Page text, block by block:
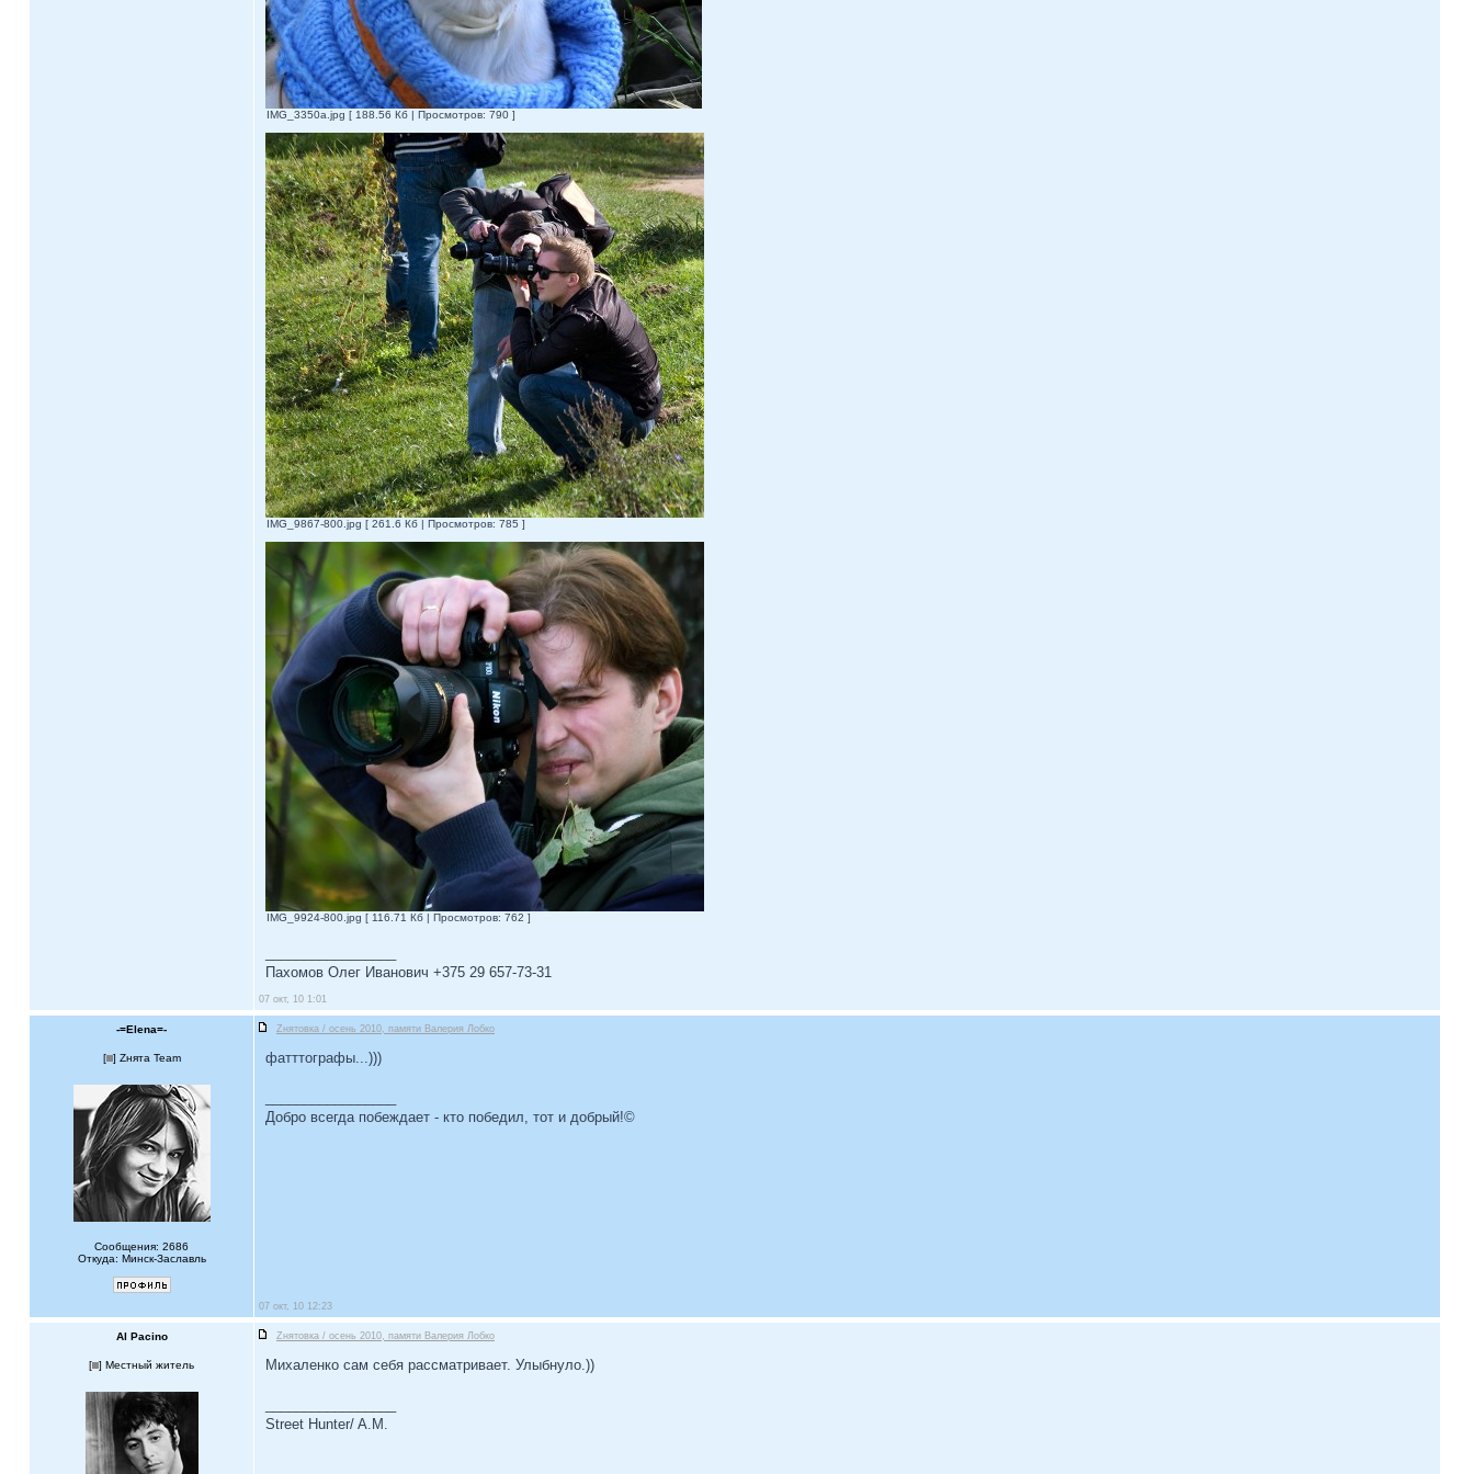
IMG_3350a.jpg [ 188.56 Кб | Просмотров: 790 ]
IMG_9867-800.jpg [ 261.6 Кб | Просмотров: 785 ]
IMG_9924-800.jpg [ 116.71 Кб | Просмотров: 762 ]
Пахомов Олег Иванович +375 29 657-73-31
07 окт, 10 1:01
-=Elena=- Zнятовка / осень 2010, памяти Валерия Лобко
[ ] Zнята Team
Сообщения: 2686
Откуда: Минск-Заславль
фатттографы...)))
Добро всегда побеждает - кто победил, тот и добрый!©
07 окт, 10 12:23
Al Pacino Zнятовка / осень 2010, памяти Валерия Лобко
[ ] Местный житель Михаленко сам себя рассматривает. Улыбнуло.))
Street Hunter/ A.М.